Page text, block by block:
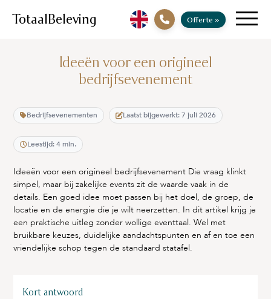
TotaalBeleving Offerte »
Ideeën voor een origineel
bedrijfsevenement
Bedrijfsevenementen Laatst bijgewerkt: 7 juli 2026
Leestijd: 4 min.
Ideeën voor een origineel bedrijfsevenement Die vraag klinkt
simpel, maar bij zakelijke events zit de waarde vaak in de
details. Een goed idee moet passen bij het doel, de groep, de
locatie en de energie die je wilt neerzetten. In dit artikel krijg je
een praktische uitleg zonder wollige eventtaal. Wel met
bruikbare keuzes, duidelijke aandachtspunten en af en toe een
vriendelijke schop tegen de standaard statafel.
Kort antwoord